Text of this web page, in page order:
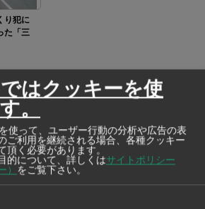
り犯に
た「三
配信中！
はクッキーを使
。
使って、ユーザー行動の分析や広告の表
ご利用を継続される場合、各種クッキー
頂く必要があります。
的について、詳しくはサイトポリシー
）
をご覧下さい。